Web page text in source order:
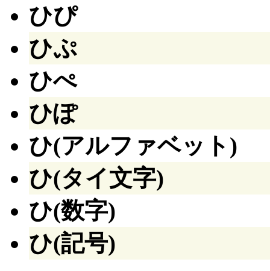
ひぴ
ひぷ
ひぺ
ひぽ
ひ(アルファベット)
ひ(タイ文字)
ひ(数字)
ひ(記号)